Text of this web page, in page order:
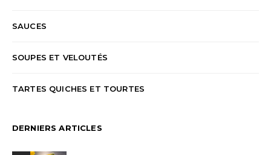
SAUCES
SOUPES ET VELOUTÉS
TARTES QUICHES ET TOURTES
DERNIERS ARTICLES